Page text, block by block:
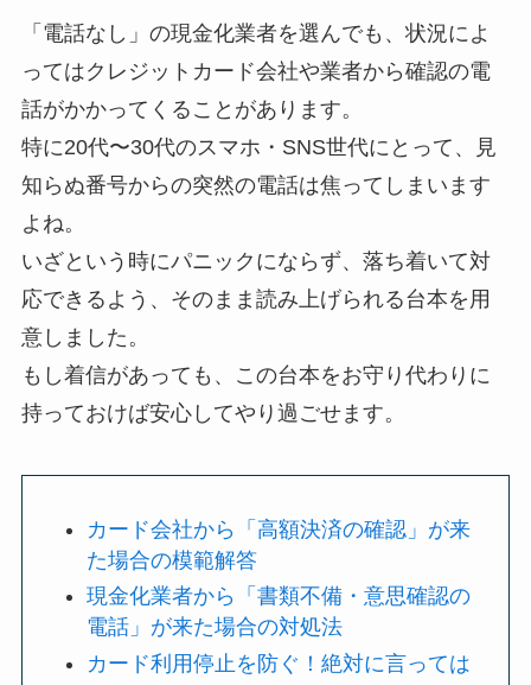
「電話なし」の現金化業者を選んでも、状況によ
ってはクレジットカード会社や業者から確認の電
話がかかってくることがあります。
特に20代〜30代のスマホ・SNS世代にとって、見
知らぬ番号からの突然の電話は焦ってしまいます
よね。
いざという時にパニックにならず、落ち着いて対
応できるよう、そのまま読み上げられる台本を用
意しました。
もし着信があっても、この台本をお守り代わりに
持っておけば安心してやり過ごせます。
カード会社から「高額決済の確認」が来
た場合の模範解答
現金化業者から「書類不備・意思確認の
電話」が来た場合の対処法
カード利用停止を防ぐ！絶対に言っては